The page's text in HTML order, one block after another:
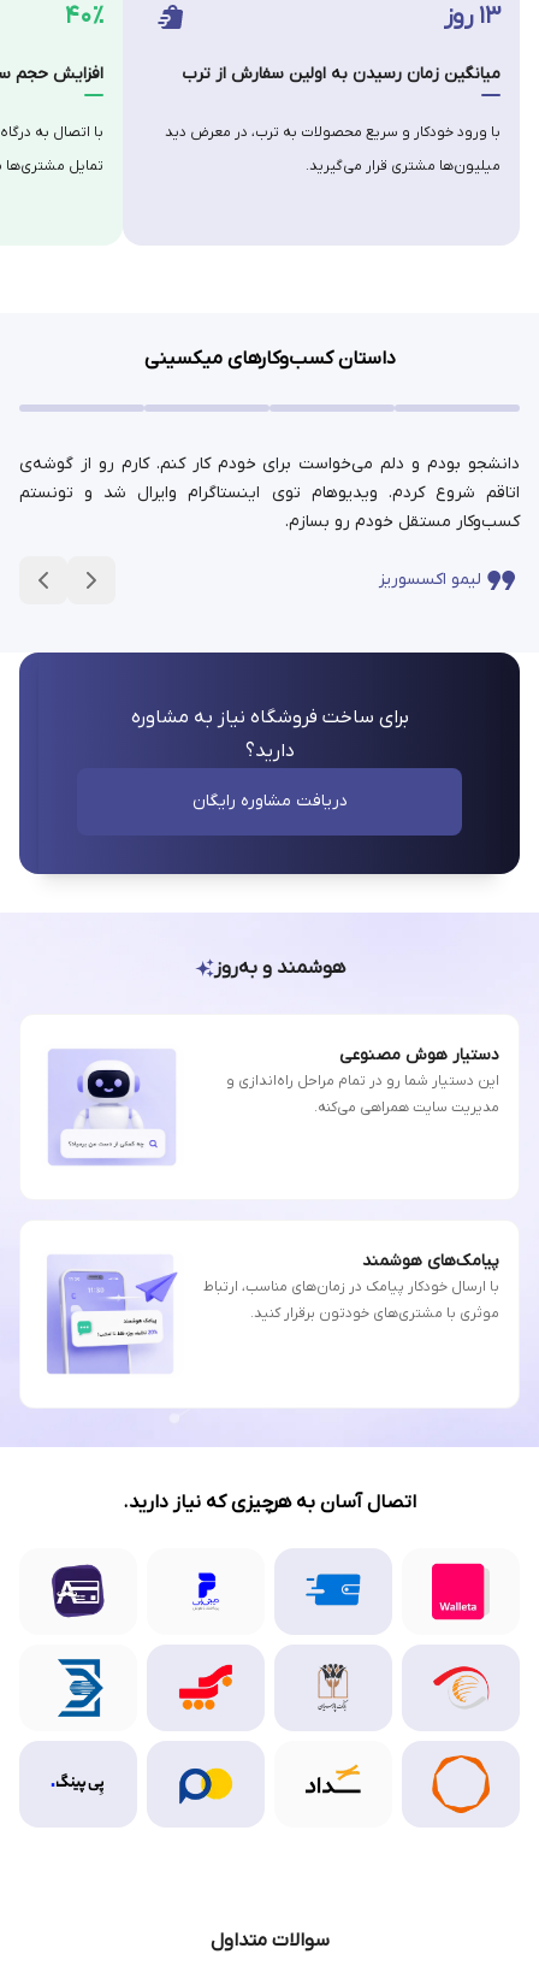
۴۰٪
افزایش حجم
با اتصال به
تمایل
۱۳ روز
میانگین زمان رسیدن به اولین سفارش از ترب
با ورود خودکار و سریع محصولات به ترب، در معرض دید
میلیون‌ها مشتری قرار می‌گیرید.
داستان کسب‌وکارهای میکسینی
دانشجو بودم و دلم می‌خواست برای خودم کار کنم. کارم رو از گوشه‌ی
اتاقم شروع کردم. ویدیوهام توی اینستاگرام وایرال شد و تونستم
کسب‌وکار مستقل خودم رو بسازم.
لیمو اکسسوریز
برای ساخت فروشگاه نیاز به مشاوره
دارید؟
دریافت مشاوره رایگان
هوشمند و به‌روز
دستیار هوش مصنوعی
این دستیار شما رو در تمام مراحل راه‌اندازی و
مدیریت سایت همراهی می‌کنه.
پیامک‌های هوشمند
با ارسال خودکار پیامک در زمان‌های مناسب، ارتباط
موثری با مشتری‌های خودتون برقرار کنید.
اتصال آسان به هرچیزی که نیاز دارید.
سوالات متداول